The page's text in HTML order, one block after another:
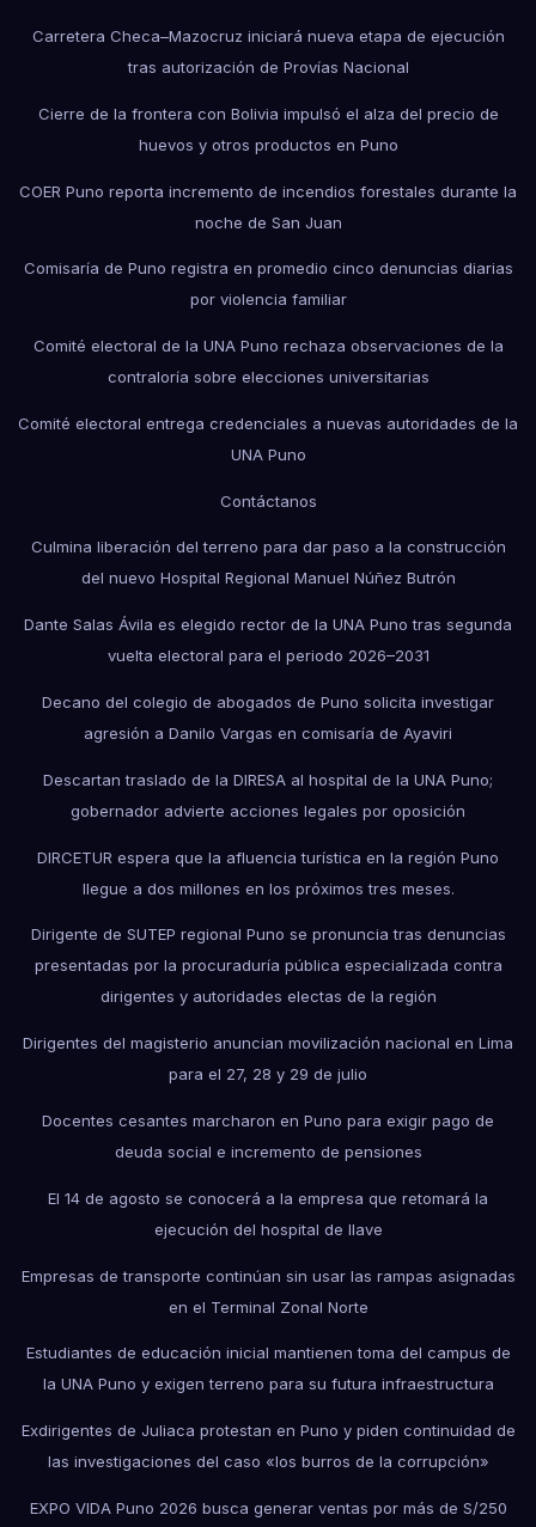
Carretera Checa–Mazocruz iniciará nueva etapa de ejecución
tras autorización de Provías Nacional
Cierre de la frontera con Bolivia impulsó el alza del precio de
huevos y otros productos en Puno
COER Puno reporta incremento de incendios forestales durante la
noche de San Juan
Comisaría de Puno registra en promedio cinco denuncias diarias
por violencia familiar
Comité electoral de la UNA Puno rechaza observaciones de la
contraloría sobre elecciones universitarias
Comité electoral entrega credenciales a nuevas autoridades de la
UNA Puno
Contáctanos
Culmina liberación del terreno para dar paso a la construcción
del nuevo Hospital Regional Manuel Núñez Butrón
Dante Salas Ávila es elegido rector de la UNA Puno tras segunda
vuelta electoral para el periodo 2026–2031
Decano del colegio de abogados de Puno solicita investigar
agresión a Danilo Vargas en comisaría de Ayaviri
Descartan traslado de la DIRESA al hospital de la UNA Puno;
gobernador advierte acciones legales por oposición
DIRCETUR espera que la afluencia turística en la región Puno
llegue a dos millones en los próximos tres meses.
Dirigente de SUTEP regional Puno se pronuncia tras denuncias
presentadas por la procuraduría pública especializada contra
dirigentes y autoridades electas de la región
Dirigentes del magisterio anuncian movilización nacional en Lima
para el 27, 28 y 29 de julio
Docentes cesantes marcharon en Puno para exigir pago de
deuda social e incremento de pensiones
El 14 de agosto se conocerá a la empresa que retomará la
ejecución del hospital de Ilave
Empresas de transporte continúan sin usar las rampas asignadas
en el Terminal Zonal Norte
Estudiantes de educación inicial mantienen toma del campus de
la UNA Puno y exigen terreno para su futura infraestructura
Exdirigentes de Juliaca protestan en Puno y piden continuidad de
las investigaciones del caso «los burros de la corrupción»
EXPO VIDA Puno 2026 busca generar ventas por más de S/250